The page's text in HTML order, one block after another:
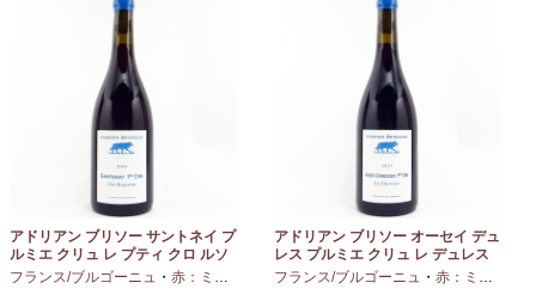
アドリアン ブリソー サントネイ プ
ルミエ クリュ レ プティ クロ ルソ
ー 2024 750ml
フランス/ブルゴーニュ ・ 赤：ミディアムボディ ・ピノノワール
アドリアン ブリソー オーセイ デュ
レス プルミエ クリュ レ デュレス
2024 750ml
フランス/ブルゴーニュ ・ 赤：ミディアムボディ